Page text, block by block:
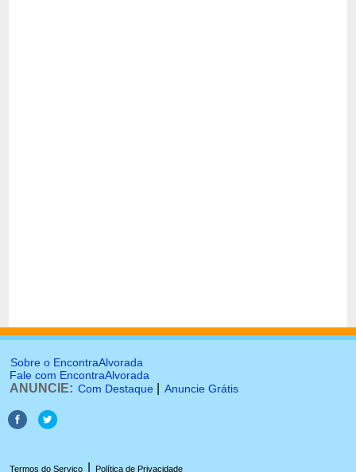
Sobre o EncontraAlvorada
Fale com EncontraAlvorada
ANUNCIE: Com Destaque Anuncie Grátis
Termos do Serviço Política de Privacidade